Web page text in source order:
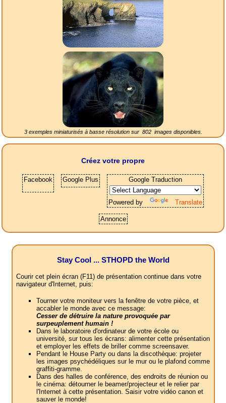
3 exemples miniaturisés à basse résolution sur 802images disponibles.
Créez votre propre
Facebook Google Plus Google Traduction
Powered by Translate
Annonce
Stay Cool ... STHOPD the World
Courir cet plein écran (F11) de présentation continue dans votre
navigateur d'Internet, puis:
Tourner votre moniteur vers la fenêtre de votre pièce, et
accabler le monde avec ce message:
Cesser de détruire la nature provoquée par
surpeuplement humain !
Dans le laboratoire d'ordinateur de votre école ou
université, sur tous les écrans: alimenter cette présentation
et employer les effets de briller comme screensaver.
Pendant le House Party ou dans la discothèque: projeter
les images psychédéliques sur le mur ou le plafond comme
graffiti-gramme.
Dans des halles de conférence, des endroits de réunion ou
le cinéma: détourner le beamer/projecteur et le relier par
l'Internet à cette présentation. Saisir votre vidéo canon et
sauver le monde!